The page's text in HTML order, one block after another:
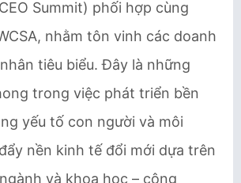
Summit) phối hợp cùng
nhằm tôn vinh các doanh
tiêu biểu. Đây là những
trong việc phát triển bền
yếu tố con người và môi
nền kinh tế đổi mới dựa trên
và khoa học – công